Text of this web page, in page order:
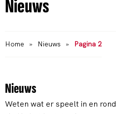
Nieuws
Home » Nieuws » Pagina 2
Nieuws
Weten wat er speelt in en